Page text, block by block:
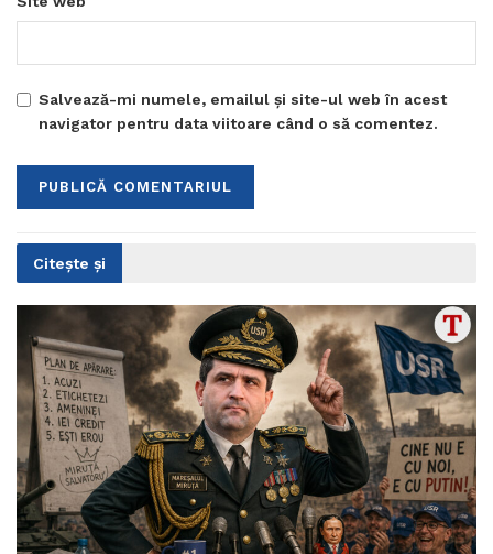
Salvează-mi numele, emailul și site-ul web în acest
navigator pentru data viitoare când o să comentez.
Citește și